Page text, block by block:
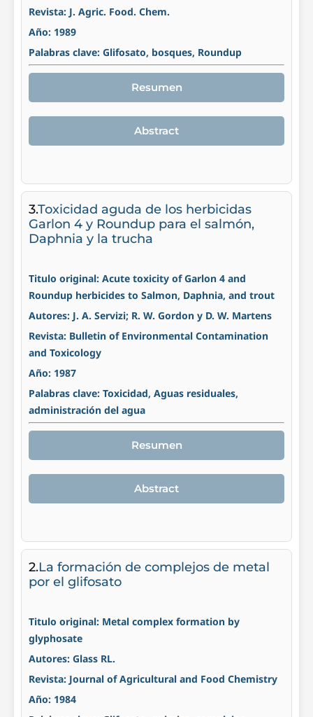
Revista: J. Agric. Food. Chem.
Año: 1989
Palabras clave: Glifosato, bosques, Roundup
Resumen
Abstract
3.Toxicidad aguda de los herbicidas
Garlon 4 y Roundup para el salmón,
Daphnia y la trucha
Titulo original: Acute toxicity of Garlon 4 and
Roundup herbicides to Salmon, Daphnia, and trout
Autores: J. A. Servizi; R. W. Gordon y D. W. Martens
Revista: Bulletin of Environmental Contamination
and Toxicology
Año: 1987
Palabras clave: Toxicidad, Aguas residuales,
administración del agua
Resumen
Abstract
2.La formación de complejos de metal
por el glifosato
Titulo original: Metal complex formation by
glyphosate
Autores: Glass RL.
Revista: Journal of Agricultural and Food Chemistry
Año: 1984